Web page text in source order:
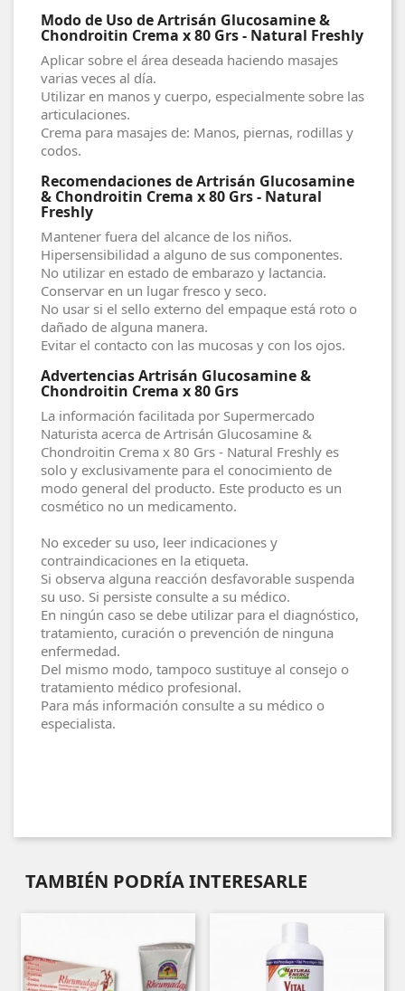
Modo de Uso de Artrisán Glucosamine &
Chondroitin Crema x 80 Grs - Natural Freshly
Aplicar sobre el área deseada haciendo masajes
varias veces al día.
Utilizar en manos y cuerpo, especialmente sobre las
articulaciones.
Crema para masajes de: Manos, piernas, rodillas y
codos.
Recomendaciones de Artrisán Glucosamine
& Chondroitin Crema x 80 Grs - Natural
Freshly
Mantener fuera del alcance de los niños.
Hipersensibilidad a alguno de sus componentes.
No utilizar en estado de embarazo y lactancia.
Conservar en un lugar fresco y seco.
No usar si el sello externo del empaque está roto o
dañado de alguna manera.
Evitar el contacto con las mucosas y con los ojos.
Advertencias Artrisán Glucosamine &
Chondroitin Crema x 80 Grs
La información facilitada por Supermercado
Naturista acerca de Artrisán Glucosamine &
Chondroitin Crema x 80 Grs - Natural Freshly es
solo y exclusivamente para el conocimiento de
modo general del producto. Este producto es un
cosmético no un medicamento.
No exceder su uso, leer indicaciones y
contraindicaciones en la etiqueta.
Si observa alguna reacción desfavorable suspenda
su uso. Si persiste consulte a su médico.
En ningún caso se debe utilizar para el diagnóstico,
tratamiento, curación o prevención de ninguna
enfermedad.
Del mismo modo, tampoco sustituye al consejo o
tratamiento médico profesional.
Para más información consulte a su médico o
especialista.
TAMBIÉN PODRÍA INTERESARLE